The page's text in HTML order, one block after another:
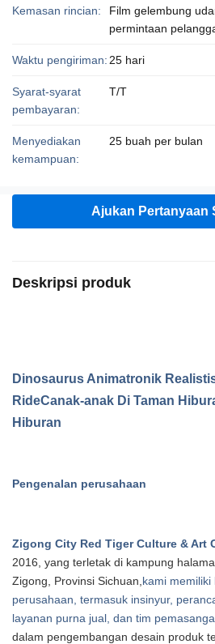
Kemasan rincian:
Film gelembung
permintaan
Waktu pengiriman: 25 hari
Syarat-syarat
pembayaran:
T/T
Menyediakan
kemampuan:
25 buah per bulan
Ajukan Pertanyaan
Deskripsi produk
Dinosaurus Animatronik
RideCanak-anak Di Taman
Hiburan
Pengenalan perusahaan
Zigong City Red Tiger Culture & Art
2016 , yang terletak di kampung
Zigong, Provinsi Sichuan, kami
perusahaan, termasuk insinyur,
layanan purna jual, dan tim
dalam pengembangan desain produk